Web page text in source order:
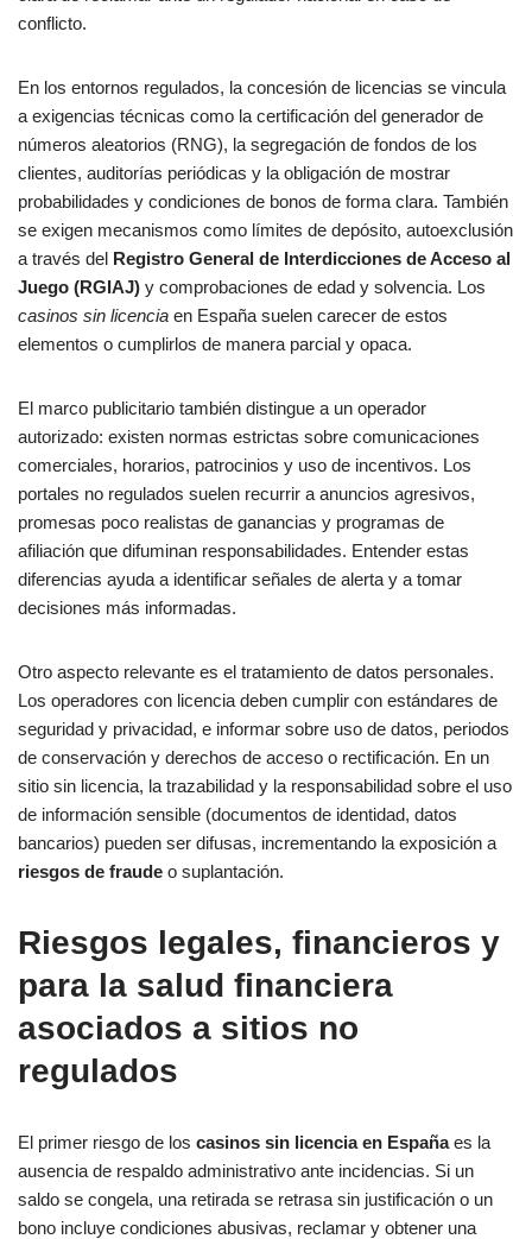
conflicto.
En los entornos regulados, la concesión de licencias se vincula
a exigencias técnicas como la certificación del generador de
números aleatorios (RNG), la segregación de fondos de los
clientes, auditorías periódicas y la obligación de mostrar
probabilidades y condiciones de bonos de forma clara. También
se exigen mecanismos como límites de depósito, autoexclusión
a través del Registro General de Interdicciones de Acceso al
Juego (RGIAJ) y comprobaciones de edad y solvencia. Los
casinos sin licencia en España suelen carecer de estos
elementos o cumplirlos de manera parcial y opaca.
El marco publicitario también distingue a un operador
autorizado: existen normas estrictas sobre comunicaciones
comerciales, horarios, patrocinios y uso de incentivos. Los
portales no regulados suelen recurrir a anuncios agresivos,
promesas poco realistas de ganancias y programas de
afiliación que difuminan responsabilidades. Entender estas
diferencias ayuda a identificar señales de alerta y a tomar
decisiones más informadas.
Otro aspecto relevante es el tratamiento de datos personales.
Los operadores con licencia deben cumplir con estándares de
seguridad y privacidad, e informar sobre uso de datos, periodos
de conservación y derechos de acceso o rectificación. En un
sitio sin licencia, la trazabilidad y la responsabilidad sobre el uso
de información sensible (documentos de identidad, datos
bancarios) pueden ser difusas, incrementando la exposición a
riesgos de fraude o suplantación.
Riesgos legales, financieros y
para la salud financiera
asociados a sitios no
regulados
El primer riesgo de los casinos sin licencia en Españaes la
ausencia de respaldo administrativo ante incidencias. Si un
saldo se congela, una retirada se retrasa sin justificación o un
bono incluye condiciones abusivas, reclamar y obtener una